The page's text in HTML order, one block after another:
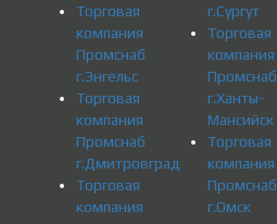
Торговая
компания
Промснаб
г.Энгельс
Торговая
компания
Промснаб
г.Дмитровград
Торговая
компания
г.Сургут
Торговая
компания
Промснаб
г.Ханты-
Мансийск
Торговая
компания
Промснаб
г.Омск